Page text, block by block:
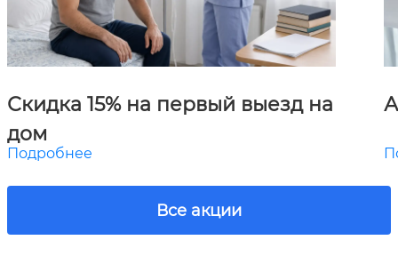
Скидка 15% на первый выезд на
дом
Подробнее
Все акции